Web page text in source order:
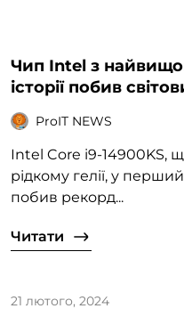
Чип Intel з
історії побив
ProIT NEWS
Intel Core i9-14900KS,
рідкому гелії, у
побив рекорд...
Читати
21 лютого, 2024